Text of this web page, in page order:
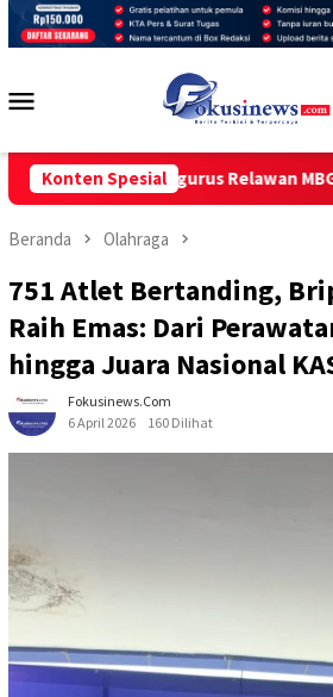
Loncat
Konten Spesial
Pengurus Relawan MBG Digelar
Beranda Olahraga
751 Atlet Bertanding,
Raih Emas: Dari
hingga Juara Nasional
Fokusinews.com
6 April 2026
160 Dilihat